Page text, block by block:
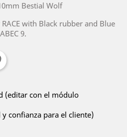
Bestial Wolf
with Black rubber and Blue
9.
(editar con el módulo
confianza para el cliente)